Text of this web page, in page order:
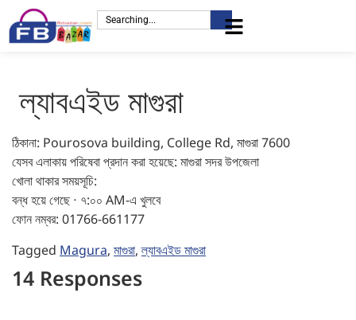
ল্যাবএইড মাগুরা
ঠিকানা: Pourosova building, College Rd, মাগুরা 7600
যেসব এলাকায় পরিষেবা প্রদান করা হয়েছে: মাগুরা সদর উপজেলা
খোলা থাকার সময়সূচি:
বন্ধ হয়ে গেছে ⋅ ৭:০০ AM-এ খুলবে
ফোন নম্বর: 01766-661177
Tagged Magura, মাগুরা,ল্যাবএইড মাগুরা
14 Responses